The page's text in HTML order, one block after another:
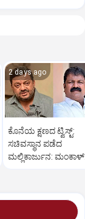
2 days ago
ಕೊನೆಯ ಕ್ಷಣದ ಟ್ವಿಸ್ಟ್:
ಸಚಿವಸ್ಥಾನ ಪಡೆದ
ಮಲ್ಲಿಕಾರ್ಜುನ: ಮಂಕಾಳ್‌